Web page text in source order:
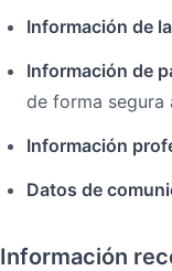
Información de
Información de
de forma segura
Información
Datos de
Información